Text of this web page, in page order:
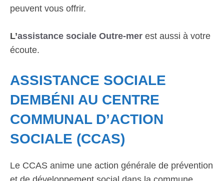
peuvent vous offrir.
L’assistance sociale Outre-mer est aussi à votre
écoute.
ASSISTANCE SOCIALE
DEMBÉNI AU CENTRE
COMMUNAL D’ACTION
SOCIALE (CCAS)
Le CCAS anime une action générale de prévention